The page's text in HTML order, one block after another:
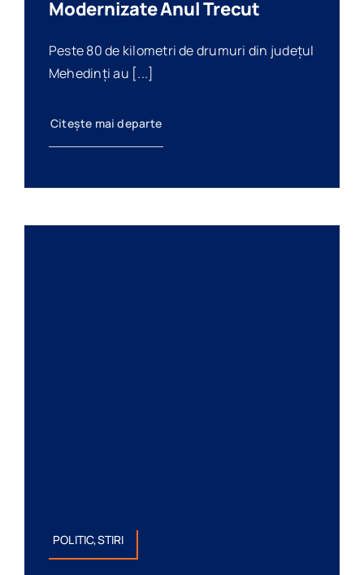
Modernizate Anul Trecut
Peste 80 de kilometri de drumuri din județul
Mehedinți au [...]
Citește mai departe
POLITIC,STIRI